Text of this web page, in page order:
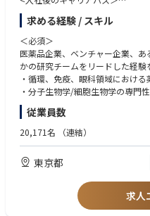
■組織定着・継続的改善
・各種統制体制の活動状況、課題
・必要に応じた活動指標、リスク
・定例会議および課題管理の運営
・各部門の実務負担や運用状況を
・組織変更、新システム導入、新
・社内への情報発信、研修、啓発
・関係部門のメンバーが自律的
■将来的に期待する業務
・全社のIT統制・情報セキュリテ
・ITリスクの優先順位付けと対応
・ISMS、CSIRT、SOC等の活動を
・経営層への定期的なリスク報告
・IT統制・情報セキュリティ関
・外部専門家、サービス提供者、
・IT統制・情報セキュリティ人材
・ITを活用した業務改革・改善施
・複数の改革案、システム化案の
・投資対効果、実現可能性、優先
・経営層、部門責任者への企画提
・導入・定着・継続改善
■新しい業務プロセスやシステム
・利用部門との運用ルール、役
・利用者向け説明、教育、マニュ
・導入後のPDCAサイクル実行
■将来的に期待する業務
・全社的なIT戦略・ITロードマッ
・複数の業務改革・IT投資案件プ
・プロジェクト推進プロセスや
・IT企画メンバーの育成・マネジ
・経営課題に基づく新たな改革
粘り強く推進できる方を歓迎しま
■変化や不確実性を前向きに捉え
すべての前提や要件が決まった
もに整理していく環境にやりがい
■既存の方法にとらわれず、より
現在の業務やシステムを前提と
え、自ら提案し、周囲を巻き込み
●スペシャルティ領域のテーマ立
●グループ長補佐
求める経験 / スキル
＜必須＞
医薬品企業、ベンチャー企業、
かの研究チームをリードした経験
・循環、免疫、眼科領域におけ
・分子生物学/細胞生物学の専門
・データサイエンスを活用した創
・博士号取得者
・外部組織との協業を円滑に推
・国内外の外部研究者との幅広
・筆頭著者の学術論文を複数有す
・英語中級以上
従業員数
20,171名 （連結）
東京都
求人